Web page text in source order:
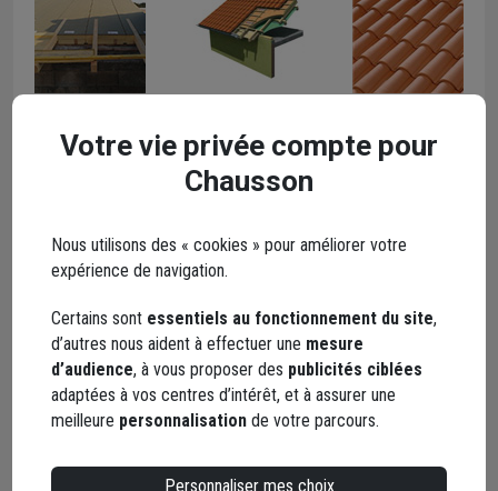
toiture
catalogue
toitures par
l'extérieur
catalogue
accessoires
Voir les produits
Ventilation
Ardoises et
Feuilleter le
Système
Votre vie privée compte pour
Chausson
Nous utilisons des « cookies » pour améliorer votre
expérience de navigation.
Certains sont essentiels au fonctionnement du site,
d’autres nous aident à effectuer une mesure
d’audience, à vous proposer des publicités ciblées
adaptées à vos centres d’intérêt, et à assurer une
meilleure personnalisation de votre parcours.
Personnaliser mes choix